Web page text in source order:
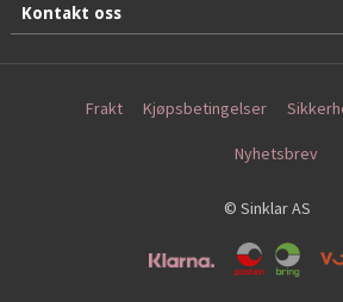
Kontakt oss
Frakt Kjøpsbetingelser
Nyhetsbrev
© Sinklar AS